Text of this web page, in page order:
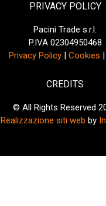
PRIVACY POLICY
Pacini Trade s.r.l.
P.IVA 02304950468
Privacy Policy | Cookies |
CREDITS
© All Rights Reserved
Realizzazione siti web by